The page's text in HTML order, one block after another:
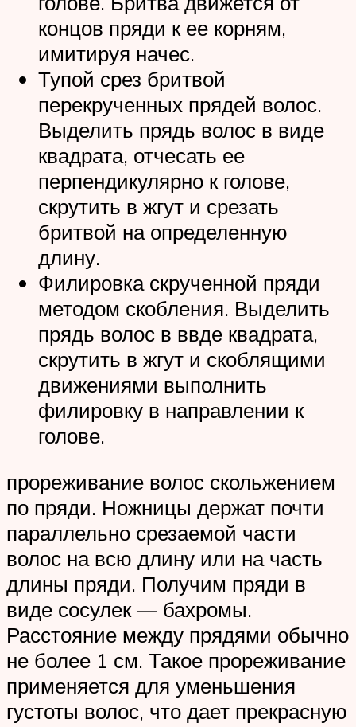
концов пряди к ее корням,
имитируя начес.
Тупой срез бритвой
перекрученных прядей волос.
Выделить прядь волос в виде
квадрата, отчесать ее
перпендикулярно к голове,
скрутить в жгут и срезать
бритвой на определенную
длину.
Филировка скрученной пряди
методом скобления. Выделить
прядь волос в ввде квадрата,
скрутить в жгут и скоблящими
движениями выполнить
филировку в направлении к
голове.
прореживание волос скольжением
по пряди. Ножницы держат почти
параллельно срезаемой части
волос на всю длину или на часть
длины пряди. Получим пряди в
виде сосулек — бахромы.
Расстояние между прядями обычно
не более 1 см. Такое прореживание
применяется для уменьшения
густоты волос, что дает прекрасную